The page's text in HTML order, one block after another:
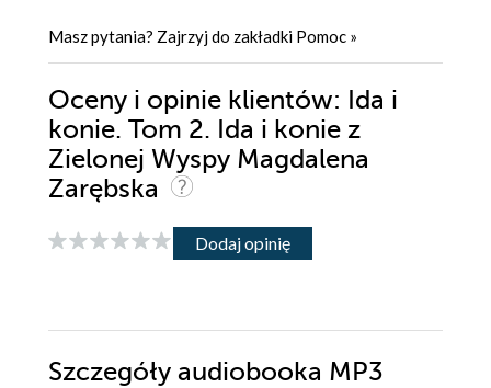
Masz pytania? Zajrzyj do zakładki Pomoc »
Oceny i opinie klientów: Ida i
konie. Tom 2. Ida i konie z
Zielonej Wyspy Magdalena
Zarębska
Dodaj opinię
Szczegóły audiobooka MP3